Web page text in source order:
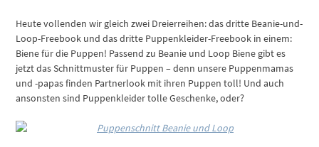
Heute vollenden wir gleich zwei Dreierreihen: das dritte Beanie-und-
Loop-Freebook und das dritte Puppenkleider-Freebook in einem:
Biene für die Puppen! Passend zu Beanie und Loop Biene gibt es
jetzt das Schnittmuster für Puppen – denn unsere Puppenmamas
und -papas finden Partnerlook mit ihren Puppen toll! Und auch
ansonsten sind Puppenkleider tolle Geschenke, oder?